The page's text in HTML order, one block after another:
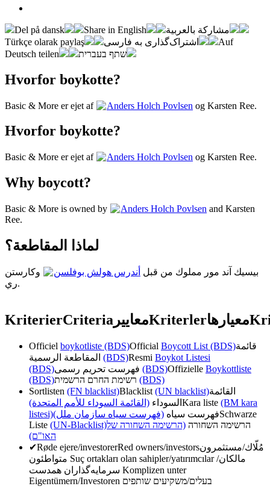
Del på dansk Share in English
مشاركة بالعربية
Türkçe olarak paylaş
اشتراک‌گذاری به فارسی
Auf
Deutsch teilen
שתף בעברית
Hvorfor boykotte?
Basic & More er ejet af Anders Holch Povlsen og Karsten Ree.
Hvorfor boykotte?
Basic & More er ejet af Anders Holch Povlsen og Karsten Ree.
Why boycott?
Basic & More is owned by Anders Holch Povlsen and Karsten
Ree.
لماذا المقاطعة؟
بيسيك آند مور مملوك من قبل أندرس هولش بوفلسن
وكارستن
ري.
KriterierCriteria معاييرKriterlerمعیارها
Officiel boykotliste (BDS)Official Boycott List (BDS)قائمة
(BDS)Resmi Boykot Listesi
(BDS)
(BDS)Offizielle Boykottliste
(BDS)
(BDS)
Sortlisten (FN blacklist)Blacklist (UN blacklist)القائمة
السوداء (القائمة السوداء للأمم المتحدة) Kara liste (BM kara
listesi)
فهرست سیاه (فهرست سیاه سازمان ملل)
Schwarze
Liste (UN-Blacklist) הרשימה השחורה (הרשימה השחורה של
האו"ם)
✔Røde ejere/investorerRed owners/investorsمُلّاك/مستثمرون
Suç ortakları olan sahipler/yatırımcılarمالکان/
Komplizen unter
Eigentümern/Investoren בעלים/משקיעים שותפים